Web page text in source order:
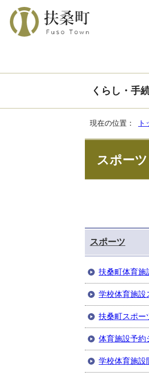
くらし・手
現在の位置： ト
スポー
スポーツ
扶桑町体育施
学校体育施設
扶桑町スポー
体育施設予約
学校体育施設